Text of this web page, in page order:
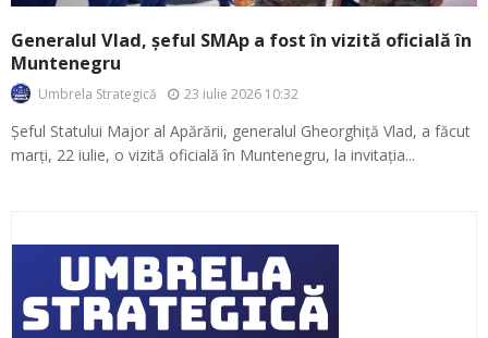
Generalul Vlad, șeful SMAp a fost în vizită oficială în
Muntenegru
Umbrela Strategică 23 iulie 2026 10:32
Șeful Statului Major al Apărării, generalul Gheorghiță Vlad, a făcut
marți, 22 iulie, o vizită oficială în Muntenegru, la invitația...